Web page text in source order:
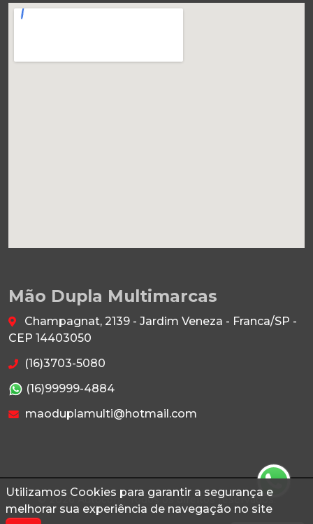
Utilizamos Cookies para garantir a segurança e
melhorar sua experiência de navegação no site
Mão Dupla Multimarcas
Champagnat, 2139 - Jardim Veneza - Franca/SP -
CEP 14403050
(16)3703-5080
(16)99999-4884
maoduplamulti@hotmail.com
© 2026 Autoconf. Todos os direitos reservados.